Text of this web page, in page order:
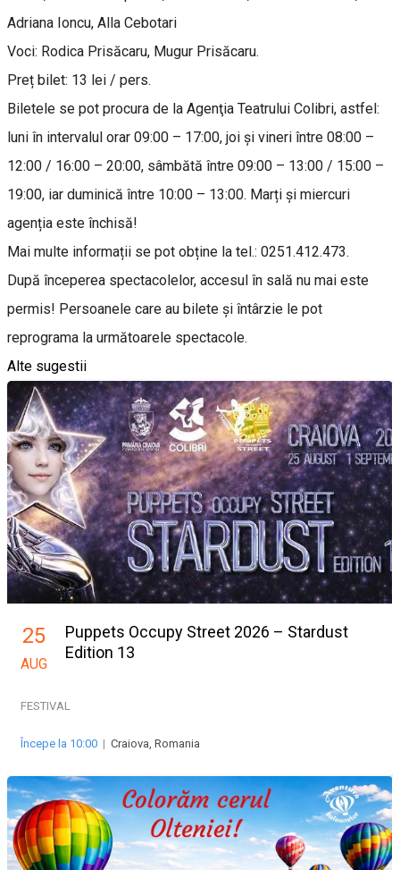
Adriana Ioncu, Alla Cebotari
Voci: Rodica Prisăcaru, Mugur Prisăcaru.
Preț bilet: 13 lei / pers.
Biletele se pot procura de la Agenţia Teatrului Colibri, astfel:
luni în intervalul orar 09:00 – 17:00, joi și vineri între 08:00 –
12:00 / 16:00 – 20:00, sâmbătă între 09:00 – 13:00 / 15:00 –
19:00, iar duminică între 10:00 – 13:00. Marți și miercuri
agenția este închisă!
Mai multe informații se pot obține la tel.: 0251.412.473.
După începerea spectacolelor, accesul în sală nu mai este
permis! Persoanele care au bilete și întârzie le pot
reprograma la următoarele spectacole.
Alte sugestii
25
AUG
Puppets Occupy Street 2026 – Stardust
Edition 13
FESTIVAL
Începe la 10:00 | Craiova, Romania